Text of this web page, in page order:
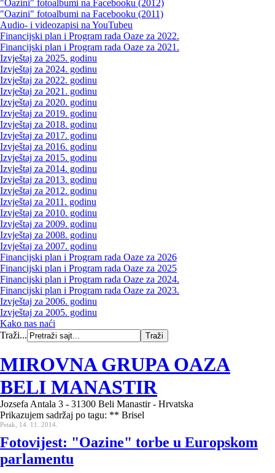
"Oazini" fotoalbumi na Facebooku (2012)
"Oazini" fotoalbumi na Facebooku (2011)
Audio- i videozapisi na YouTubeu
Financijski plan i Program rada Oaze za 2022.
Financijski plan i Program rada Oaze za 2021.
Izvještaj za 2025. godinu
Izvještaj za 2024. godinu
Izvještaj za 2022. godinu
Izvještaj za 2021. godinu
Izvještaj za 2020. godinu
Izvještaj za 2019. godinu
Izvještaj za 2018. godinu
Izvještaj za 2017. godinu
Izvještaj za 2016. godinu
Izvještaj za 2015. godinu
Izvještaj za 2014. godinu
Izvještaj za 2013. godinu
Izvještaj za 2012. godinu
Izvještaj za 2011. godinu
Izvještaj za 2010. godinu
Izvještaj za 2009. godinu
Izvještaj za 2008. godinu
Izvještaj za 2007. godinu
Financijski plan i Program rada Oaze za 2026
Financijski plan i Program rada Oaze za 2025
Financijski plan i Program rada Oaze za 2024.
Financijski plan i Program rada Oaze za 2023.
Izvještaj za 2006. godinu
Izvještaj za 2005. godinu
Kako nas naći
Traži...
MIROVNA GRUPA OAZA
BELI MANASTIR
Jozsefa Antala 3 - 31300 Beli Manastir - Hrvatska
Prikazujem sadržaj po tagu: ** Brisel
Petak, 14. 11. 2014.
Fotovijest: "Oazine" torbe u Europskom
parlamentu